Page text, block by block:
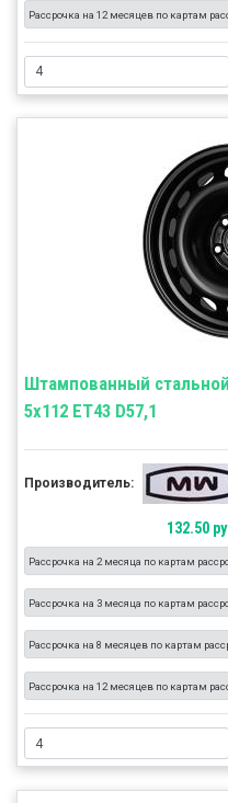
Рассрочка на 12 месяцев по картам
Штампованный
5x112 ET43 D57,1
Производитель:
132.50
Рассрочка на 2 месяца по картам
Рассрочка на 3 месяца по картам
Рассрочка на 8 месяцев по картам
Рассрочка на 12 месяцев по картам